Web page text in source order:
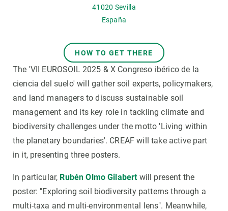
41020 Sevilla
España
HOW TO GET THERE
The 'VII EUROSOIL 2025 & X Congreso ibérico de la
ciencia del suelo' will gather soil experts, policymakers,
and land managers to discuss sustainable soil
management and its key role in tackling climate and
biodiversity challenges under the motto 'Living within
the planetary boundaries'. CREAF will take active part
in it, presenting three posters.
In particular, Rubén Olmo Gilabertwill present the
poster: "Exploring soil biodiversity patterns through a
multi-taxa and multi-environmental lens". Meanwhile,